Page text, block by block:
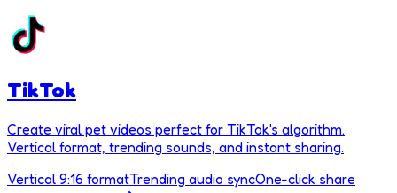
TikTok
Create viral pet videos perfect for TikTok's algorithm.
Vertical format, trending sounds, and instant sharing.
Vertical 9:16 formatTrending audio syncOne-click share